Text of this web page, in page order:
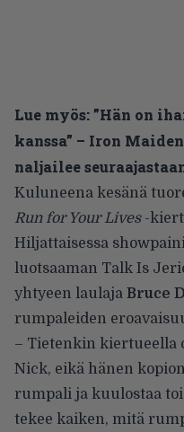
Lue myös:”Hän on
kanssa” – Iron
naljailee
Kuluneena kesänä
Run for Your Lives-
Hiljattaisessa
luotsaaman Talk Is
yhtyeen laulaja Bruce
rumpaleiden
– Tietenkin kiertueella
Nick, eikä hänen
rumpali ja kuulostaa
tekee kaiken, mitä